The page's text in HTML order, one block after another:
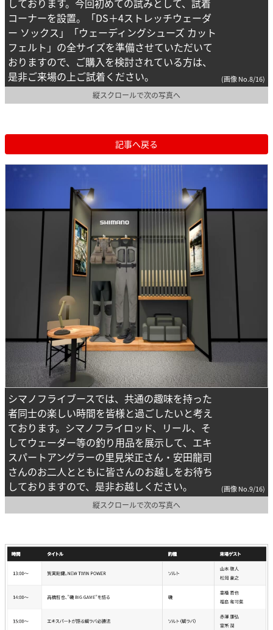
コーナーを設置。「DS＋4ストレッチウェーダ
ー ソックス」「ウェーディングシューズ カット
フェルト」の全サイズを準備させていただいて
おりますので、ご購入を検討されている方は、
是非ご来場の上ご試着ください。
(画像 No.8/16)
縦スクロールで次の写真へ
記事へ戻る
シマノフライブースでは、共通の趣味を持った
者同士の楽しい時間を皆様と過ごしたいと考え
ております。シマノフライロッド、リール、そ
してウェーダー等の釣り用品を展示して、エキ
スパートアングラーの里見栄正さん・安田龍司
さんのお二人とともに皆さんのお越しをお待ち
しておりますので、是非お越しください。
(画像 No.9/16)
縦スクロールで次の写真へ